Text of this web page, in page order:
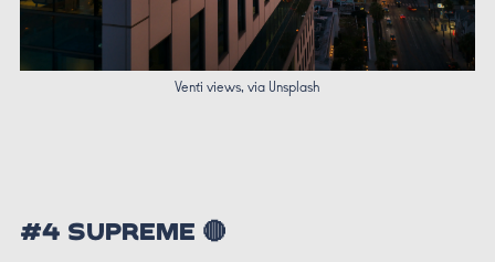
Venti views, via Unsplash
#4 SUPREME 🔴